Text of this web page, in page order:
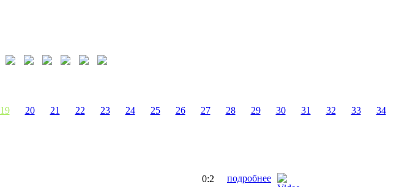
19 20 21 22 23 24 25 26 27 28 29 30 31 32 33 34
0:2
подробнее